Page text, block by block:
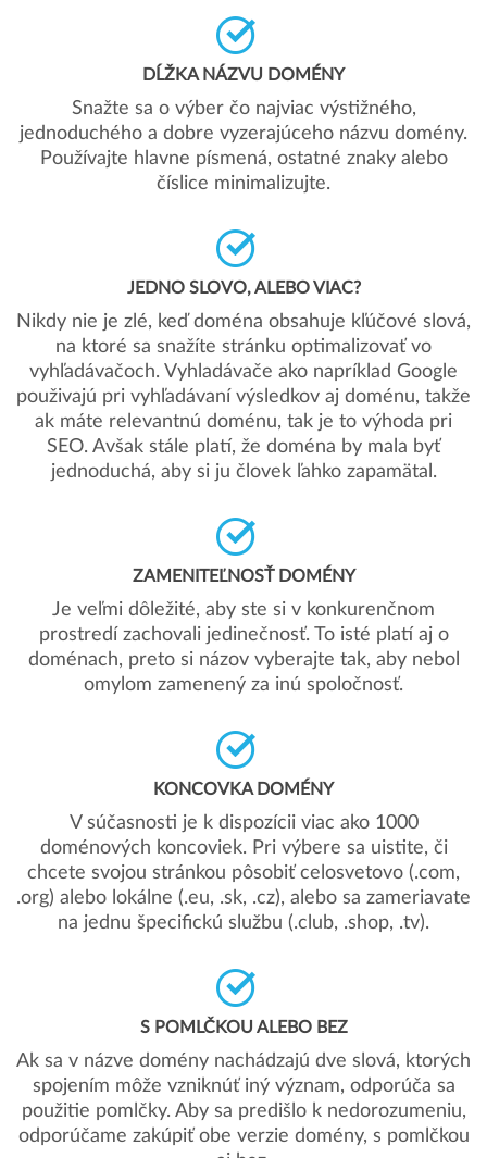
DĹŽKA NÁZVU DOMÉNY
Snažte sa o výber čo najviac výstižného,
jednoduchého a dobre vyzerajúceho názvu domény.
Používajte hlavne písmená, ostatné znaky alebo
číslice minimalizujte.
JEDNO SLOVO, ALEBO VIAC?
Nikdy nie je zlé, keď doména obsahuje kľúčové slová,
na ktoré sa snažíte stránku optimalizovať vo
vyhľadávačoch. Vyhladávače ako napríklad Google
použivajú pri vyhľadávaní výsledkov aj doménu, takže
ak máte relevantnú doménu, tak je to výhoda pri
SEO. Avšak stále platí, že doména by mala byť
jednoduchá, aby si ju človek ľahko zapamätal.
ZAMENITEĽNOSŤ DOMÉNY
Je veľmi dôležité, aby ste si v konkurenčnom
prostredí zachovali jedinečnosť. To isté platí aj o
doménach, preto si názov vyberajte tak, aby nebol
omylom zamenený za inú spoločnosť.
KONCOVKA DOMÉNY
V súčasnosti je k dispozícii viac ako 1000
doménových koncoviek. Pri výbere sa uistite, či
chcete svojou stránkou pôsobiť celosvetovo (.com,
.org) alebo lokálne (.eu, .sk, .cz), alebo sa zameriavate
na jednu špecifickú službu (.club, .shop, .tv).
S POMLČKOU ALEBO BEZ
Ak sa v názve domény nachádzajú dve slová, ktorých
spojením môže vzniknúť iný význam, odporúča sa
použitie pomlčky. Aby sa predišlo k nedorozumeniu,
odporúčame zakúpiť obe verzie domény, s pomlčkou